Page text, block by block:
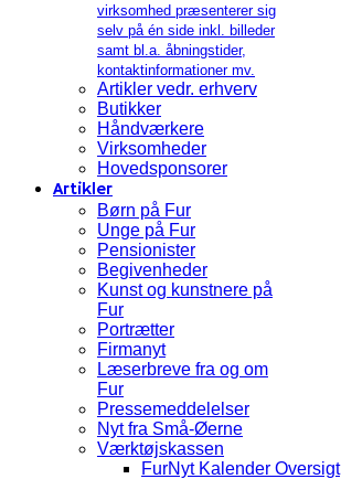
virksomhed præsenterer sig
selv på én side inkl. billeder
samt bl.a. åbningstider,
kontaktinformationer mv.
Artikler vedr. erhverv
Butikker
Håndværkere
Virksomheder
Hovedsponsorer
Artikler
Børn på Fur
Unge på Fur
Pensionister
Begivenheder
Kunst og kunstnere på
Fur
Portrætter
Firmanyt
Læserbreve fra og om
Fur
Pressemeddelelser
Nyt fra Små-Øerne
Værktøjskassen
FurNyt Kalender Oversigt